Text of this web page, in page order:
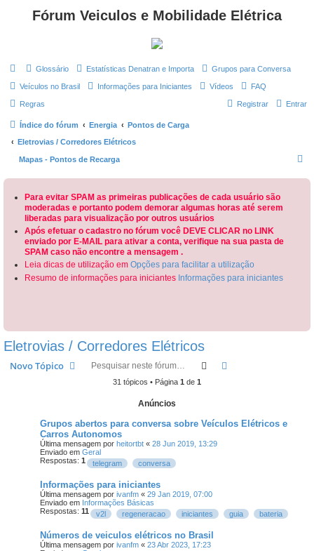
Fórum Veiculos e Mobilidade Elétrica
Glossário Estatísticas Denatran e Importa Grupos para Conversa
Veículos no Brasil Informações para Iniciantes Vídeos FAQ
Regras Entrar
Registrar
Índice do fórum Energia
Pontos de Carga
Eletrovias / Corredores Elétricos
Mapas - Pontos de Recarga
Para evitar SPAM as primeiras publicações de cada usuário são
moderadas e portanto podem demorar algumas horas até serem
liberadas para visualização por outros usuários
Após efetuar o cadastro no fórum você DEVE CLICAR no LINK
enviado por E-MAIL para ativar a conta, verifique na sua pasta de
SPAM caso não encontre a mensagem .
Leia dicas de utilização em Opções para facilitar a utilização
Resumo de informações para iniciantes Informações para iniciantes
Eletrovias / Corredores Elétricos
Novo Tópico Pesquisar
31 tópicos • Página 1 de 1
Anúncios
Grupos abertos para conversa sobre Veículos Elétricos e
Carros Autonomos
Última mensagem por heitortbt « 28 Jun 2019, 13:29
Enviado em Geral
Respostas: 1 telegram conversa
Informações para iniciantes
Última mensagem por ivanfm « 29 Jan 2019, 07:00
Enviado em Informações Básicas
Respostas: 11 v2l regeneracao iniciantes guia bateria
Números de veiculos elétricos no Brasil
Última mensagem por ivanfm « 23 Abr 2023, 17:23